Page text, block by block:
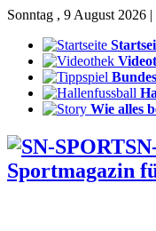
Sonntag , 9 August 2026
Wie alles
Sportmagazin